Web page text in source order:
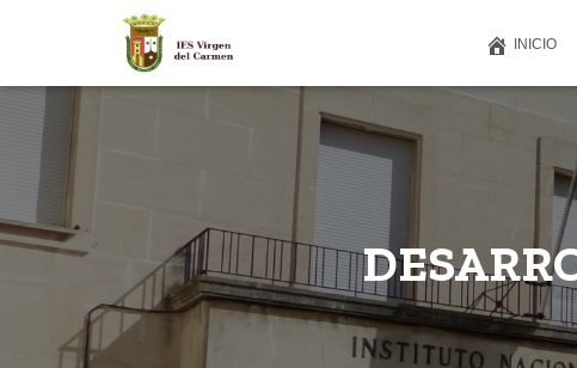
INICIO